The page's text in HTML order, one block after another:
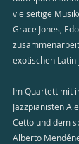
vielseitige
Grace Jones,
exotischen
Im Quartett mit
Jazzpianisten
Cetto und dem
Alberto